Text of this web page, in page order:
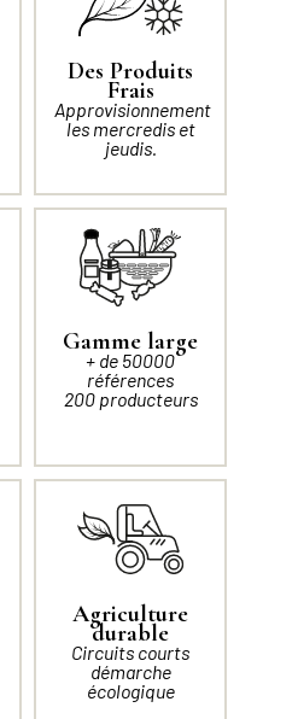
Des Produits
Frais
Approvisionnement
les mercredis et
jeudis.
Gamme large
+ de 50000
références
200 producteurs
Agriculture
durable
Circuits courts
démarche
écologique